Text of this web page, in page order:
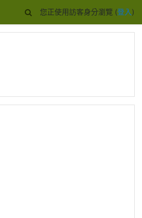
您正使用訪客身分瀏覽 (登入)